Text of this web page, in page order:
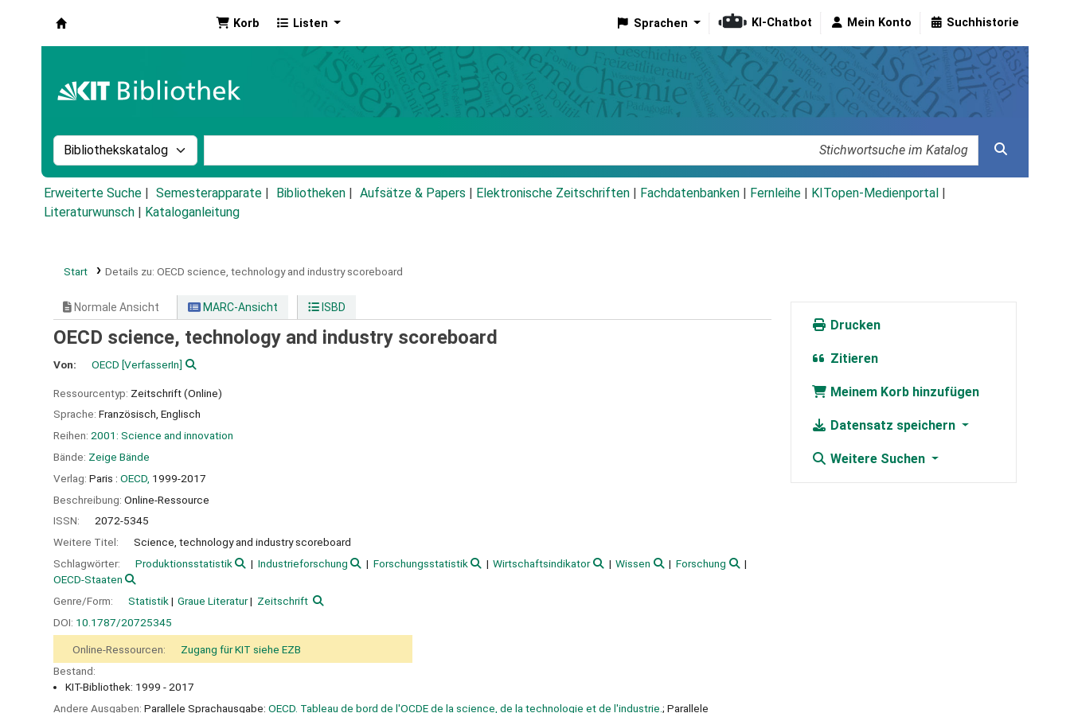
Korb Listen Sprachen KI-Chatbot Mein Konto Suchhistorie
Suche im Katalog nach:
Erweiterte Suche Semesterapparate Bibliotheken Aufsätze & Papers Elektronische Zeitschriften Fachdatenbanken Fernleihe KITopen-Medienportal
Literaturwunsch
Kataloganleitung
Start Details zu: OECD science, technology and industry scoreboard
Normale Ansicht MARC-Ansicht ISBD
OECD science, technology and industry scoreboard
Von: OECD [VerfasserIn]
Ressourcentyp: Zeitschrift (Online)
Sprache: Französisch, Englisch
Reihen: 2001: Science and innovation
Bände: Zeige Bände
Verlag: Paris : OECD, 1999-2017
Beschreibung: Online-Ressource
ISSN:
2072-5345
Weitere Titel:
Science, technology and industry scoreboard
Schlagwörter:
Produktionsstatistik Industrieforschung Forschungsstatistik Wirtschaftsindikator Wissen
Forschung
OECD-Staaten
Genre/Form:
Statistik Graue Literatur
Zeitschrift
DOI: 10.1787/20725345
Online-Ressourcen:
Zugang für KIT siehe EZB
Bestand:
KIT-Bibliothek: 1999 - 2017
Andere Ausgaben: Parallele Sprachausgabe: OECD. Tableau de bord de l'OCDE de la science, de la technologie et de l'industrie. ; Parallele
Drucken
Zitieren
Meinem Korb hinzufügen
Datensatz speichern
Weitere Suchen